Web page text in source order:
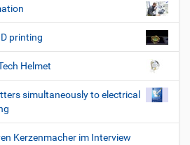
printing
Helmet
simultaneously to electrical
Kerzenmacher im Interview